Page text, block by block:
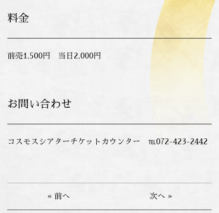
料金
前売1,500円 当日2,000円
お問い合わせ
コスモスシアターチケットカウンター ℡072-423-2442
« 前へ 次へ »